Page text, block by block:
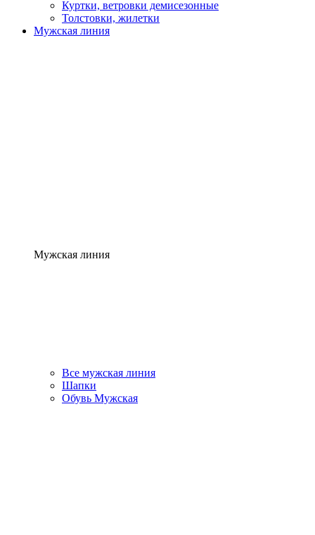
Куртки, ветровки демисезонные
Толстовки, жилетки
Мужская линия
Мужская линия
Все мужская линия
Шапки
Обувь Мужская